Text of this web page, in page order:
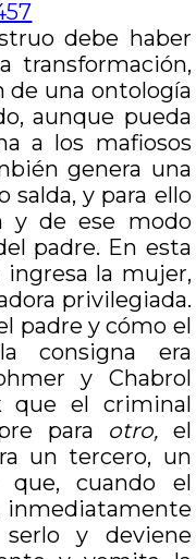
debe haber
transformación,
de una ontología
aunque pueda
a los mafiosos
genera una
salda, y para ello
y de ese modo
padre. En esta
ingresa la mujer,
privilegiada.
padre y cómo el
consigna era
y Chabrol
que el criminal
para otro, el
un tercero, un
que, cuando el
inmediatamente
y deviene